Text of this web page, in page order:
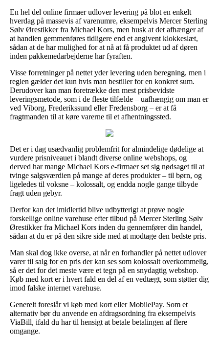
En hel del online firmaer udlover levering på blot en enkelt
hverdag på massevis af varenumre, eksempelvis Mercer Sterling
Sølv Ørestikker fra Michael Kors, men husk at det afhænger af
at handlen gemmenføres tidligere end et angivent klokkeslæt,
sådan at de har mulighed for at nå at få produktet ud af døren
inden pakkemedarbejderne har fyraften.
Visse forretninger på nettet yder levering uden beregning, men i
reglen gælder det kun hvis man bestiller for en konkret sum.
Derudover kan man foretrække den mest prisbevidste
leveringsmetode, som i de fleste tilfælde – uafhængig om man er
ved Viborg, Frederikssund eller Fredensborg – er at få
fragtmanden til at køre varerne til et afhentningssted.
Det er i dag usædvanlig problemfrit for almindelige dødelige at
vurdere prisniveauet i blandt diverse online webshops, og
derved har mange Michael Kors e-firmaer set sig nødsaget til at
tvinge salgsværdien på mange af deres produkter – til børn, og
ligeledes til voksne – kolossalt, og endda nogle gange tilbyde
fragt uden gebyr.
Derfor kan det imidlertid blive udbytterigt at prøve nogle
forskellige online varehuse efter tilbud på Mercer Sterling Sølv
Ørestikker fra Michael Kors inden du gennemfører din handel,
sådan at du er på den sikre side med at modtage den bedste pris.
Man skal dog ikke overse, at når en forhandler på nettet udlover
varer til salg for en pris der kan ses som kolossalt overkommelig,
så er det for det meste være et tegn på en snydagtig webshop.
Køb med kort er i hvert fald en del af en vedtægt, som støtter dig
imod falske internet varehuse.
Generelt foreslår vi køb med kort eller MobilePay. Som et
alternativ bør du anvende en afdragsordning fra eksempelvis
ViaBill, ifald du har til hensigt at betale betalingen af flere
omgange.